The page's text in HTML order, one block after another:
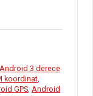
er
t
se
g
er
Android 3 derece
koordinat,
GPS, Android